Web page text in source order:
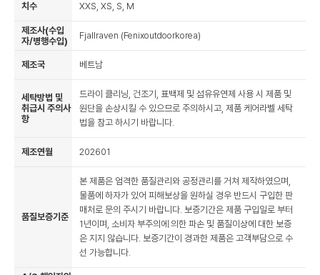
치수 XXS, XS, S, M
제조사(수입
자/병행수입)
Fjallraven (Fenixoutdoorkorea)
제조국 베트남
세탁방법 및
취급시 주의사
항
드라이 클리닝, 건조기, 표백제 및 섬유유연제 사용 시 제품 및
원단을 손상시킬 수 있으므로 주의하시고, 제품 케어라벨 세탁
법을 참고 하시기 바랍니다.
제조연월 202601
품질보증기준
본 제품은 엄격한 품질관리와 공정관리를 거쳐 제작하였으며,
물품에 하자가 있어 피해보상을 원하실 경우 반드시 구입한 판
매처로 문의 주시기 바랍니다. 보증기간은 제품 구입일로 부터
1년이며, 소비자 부주의에 의한 파손 및 품질이상에 대한 보증
은 지지 않습니다. 보증기간이 경과한 제품은 고객부담으로 수
선 가능합니다.